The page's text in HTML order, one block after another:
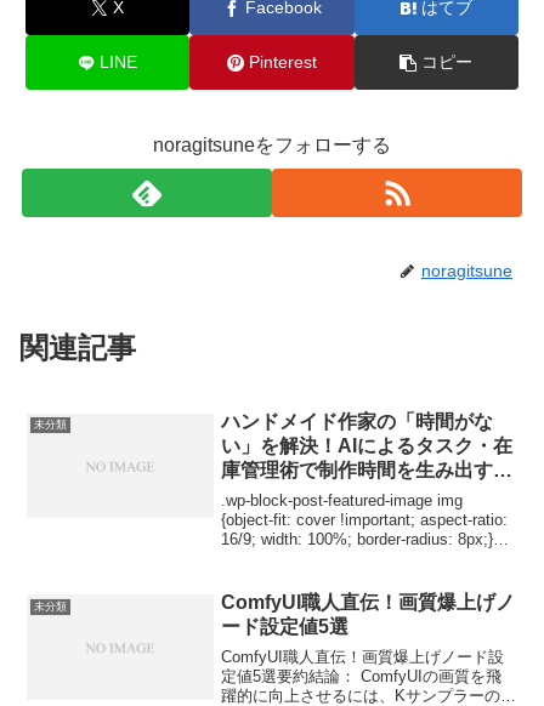
X Facebook はてブ
LINE Pinterest コピー
noragitsuneをフォローする
noragitsune
関連記事
未分類
ハンドメイド作家の「時間がな
い」を解決！AIによるタスク・在
庫管理術で制作時間を生み出す方
法
.wp-block-post-featured-image img
{object-fit: cover !important; aspect-ratio:
16/9; width: 100%; border-radius: 8px;}は
未分類
ComfyUI職人直伝！画質爆上げノ
ード設定値5選
ComfyUI職人直伝！画質爆上げノード設
定値5選要約結論： ComfyUIの画質を飛
躍的に向上させるには、Kサンプラーの設